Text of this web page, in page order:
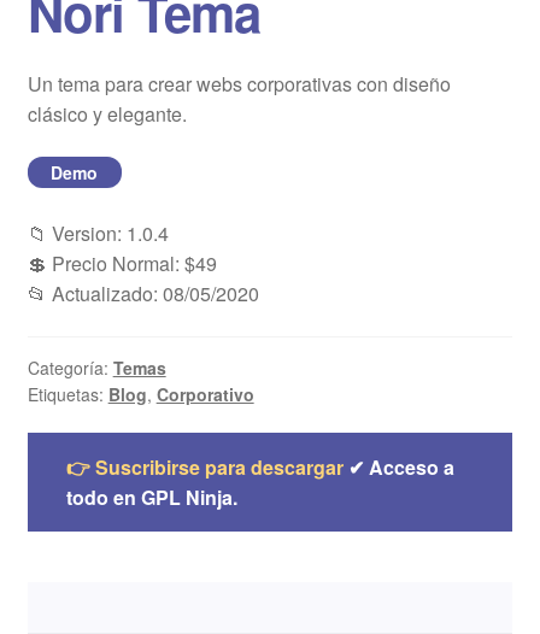
Blog
Mi cuenta
Un tema para crear webs corporativas con diseño
clásico y elegante.
Demo
📁 Version: 1.0.4
💲 Precio Normal: $49
📂 Actualizado: 08/05/2020
Categoría: Temas
Etiquetas: Blog, Corporativo
👉 Suscribirse para descargar✔ Acceso a
todo en GPL Ninja.